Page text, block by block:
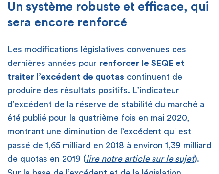
Un système robuste et efficace, qui
sera encore renforcé
Les modifications législatives convenues ces
dernières années pour renforcer le SEQE et
traiter l’excédent de quotas continuent de
produire des résultats positifs. L’indicateur
d’excédent de la réserve de stabilité du marché a
été publié pour la quatrième fois en mai 2020,
montrant une diminution de l’excédent qui est
passé de 1,65 milliard en 2018 à environ 1,39 milliard
de quotas en 2019 (lire notre article sur le sujet).